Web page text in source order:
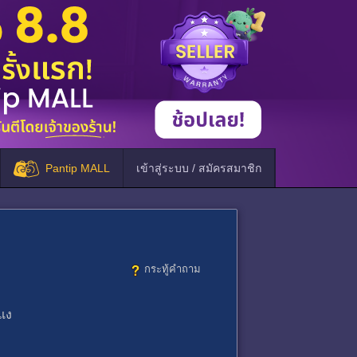
Pantip MALL เข้าสู่ระบบ / สมัครสมาชิก
กระทู้คำถาม
ง